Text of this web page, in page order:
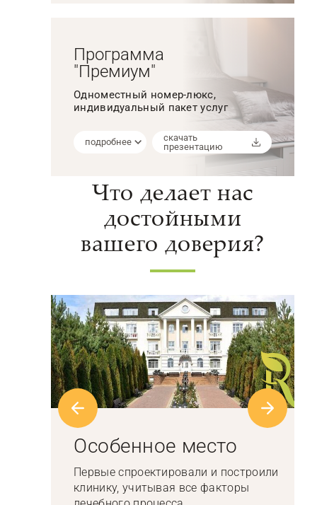
Программа
"Премиум"
Одноместный номер-люкс,
индивидуальный пакет услуг
подробнее
скачать
презентацию
Что делает нас
достойными
вашего доверия?
Особенное место
Первые спроектировали и построили
клинику, учитывая все факторы